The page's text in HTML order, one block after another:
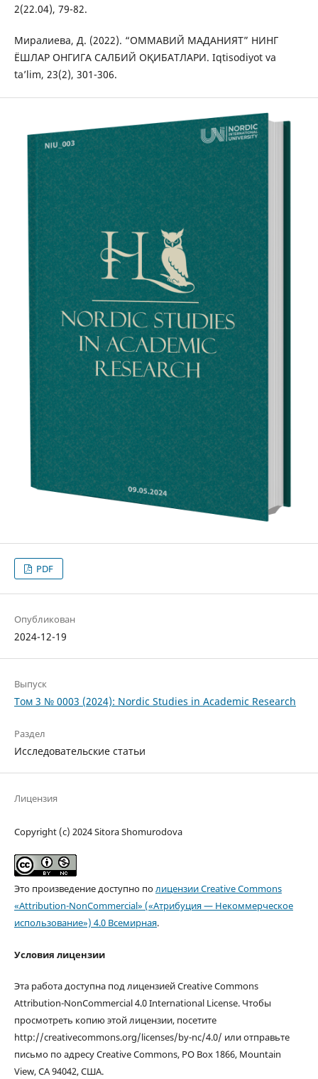
2(22.04), 79-82.
Миралиева, Д. (2022). “ОММАВИЙ МАДАНИЯТ” НИНГ
ЁШЛАР ОНГИГА САЛБИЙ ОҚИБАТЛАРИ. Iqtisodiyot va
taʼlim, 23(2), 301-306.
PDF
Опубликован
2024-12-19
Выпуск
Том 3 № 0003 (2024): Nordic Studies in Academic Research
Раздел
Исследовательские статьи
Лицензия
Copyright (c) 2024 Sitora Shomurodova
Это произведение доступно полицензии Creative Commons
«Attribution-NonCommercial» («Атрибуция — Некоммерческое
использование») 4.0 Всемирная.
Условия лицензии
Эта работа доступна под лицензией Creative Commons
Attribution-NonCommercial 4.0 International License. Чтобы
просмотреть копию этой лицензии, посетите
http://creativecommons.org/licenses/by-nc/4.0/ или отправьте
письмо по адресу Creative Commons, PO Box 1866, Mountain
View, CA 94042, США.